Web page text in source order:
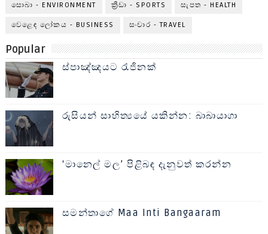
සොබා - ENVIRONMENT ක්‍රීඩා - SPORTS සැපත - HEALTH
වෙළෙඳ ලෝකය - BUSINESS සංචාර - TRAVEL
Popular
ස්පාඤ්ඤයට රැජිනක්
රුසියන් සාහිත්‍යයේ යකින්න: බාබායාගා
‘මානෙල් මල’ පිළිබඳ දැනුවත් කරන්න
සමන්තාගේ Maa Inti Bangaaram